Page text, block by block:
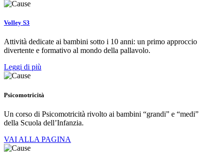
Volley S3
Attività dedicate ai bambini sotto i 10 anni: un primo approccio
divertente e formativo al mondo della pallavolo.
Leggi di più
Psicomotricità
Un corso di Psicomotricità rivolto ai bambini “grandi” e “medi”
della Scuola dell’Infanzia.
VAI ALLA PAGINA